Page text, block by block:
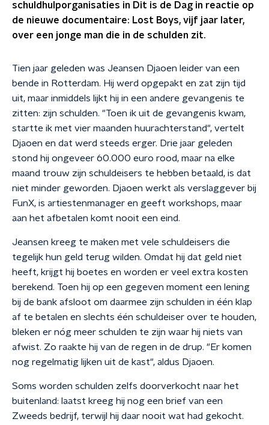
schuldhulporganisaties in Dit is de Dag in reactie op
de nieuwe documentaire: Lost Boys, vijf jaar later,
over een jonge man die in de schulden zit.
Tien jaar geleden was Jeansen Djaoen leider van een
bende in Rotterdam. Hij werd opgepakt en zat zijn tijd
uit, maar inmiddels lijkt hij in een andere gevangenis te
zitten: zijn schulden. "Toen ik uit de gevangenis kwam,
startte ik met vier maanden huurachterstand", vertelt
Djaoen en dat werd steeds erger. Drie jaar geleden
stond hij ongeveer 60.000 euro rood, maar na elke
maand trouw zijn schuldeisers te hebben betaald, is dat
niet minder geworden. Djaoen werkt als verslaggever bij
FunX, is artiestenmanager en geeft workshops, maar
aan het afbetalen komt nooit een eind.
Jeansen kreeg te maken met vele schuldeisers die
tegelijk hun geld terug wilden. Omdat hij dat geld niet
heeft, krijgt hij boetes en worden er veel extra kosten
berekend. Toen hij op een gegeven moment een lening
bij de bank afsloot om daarmee zijn schulden in één klap
af te betalen en slechts één schuldeiser over te houden,
bleken er nóg meer schulden te zijn waar hij niets van
afwist. Zo raakte hij van de regen in de drup. "Er komen
nog regelmatig lijken uit de kast", aldus Djaoen.
Soms worden schulden zelfs doorverkocht naar het
buitenland: laatst kreeg hij nog een brief van een
Zweeds bedrijf, terwijl hij daar nooit wat had gekocht.